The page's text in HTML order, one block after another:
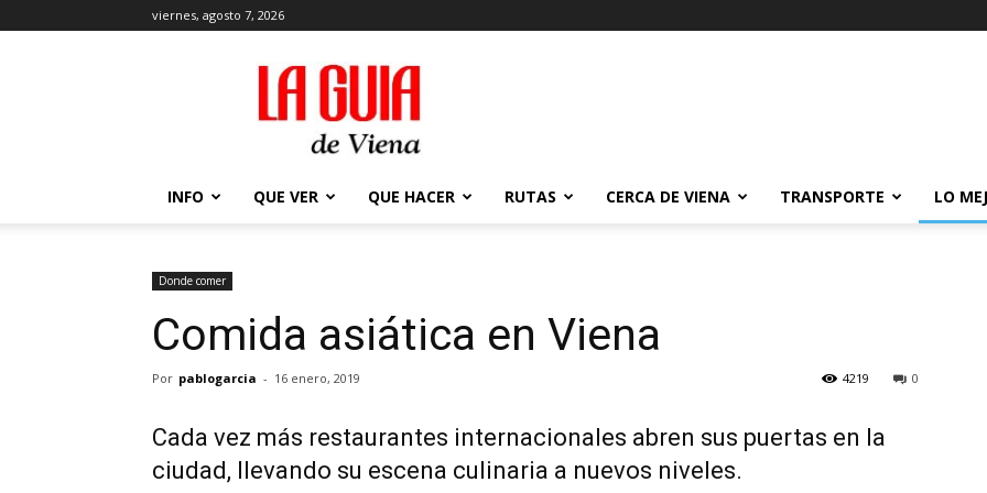
viernes, agosto 7, 2026
La
Guía
de
Viena
2026
INFO QUE VER QUE HACER RUTAS CERCA DE VIENA TRANSPORTE LO
Donde comer
Comida asiática en Viena
Por pablogarcia - 16 enero, 2019 0
4219
Cada vez más restaurantes internacionales abren sus puertas en la
ciudad, llevando su escena culinaria a nuevos niveles.